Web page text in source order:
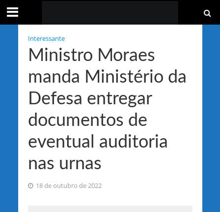
Interessante
Ministro Moraes
manda Ministério da
Defesa entregar
documentos de
eventual auditoria
nas urnas
18 de outubro de 2022